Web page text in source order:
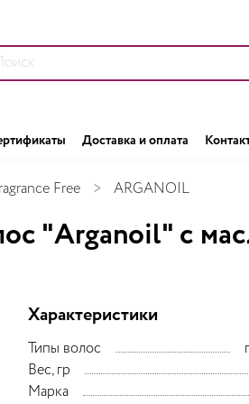
Доставка и оплата
Free ARGANOIL
"Arganoil" с
Характеристики
Типы волос
Вес, гр
Марка